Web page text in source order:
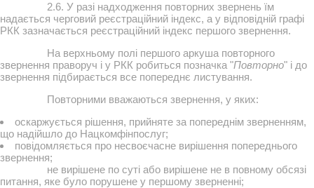
2.6. У разі надходження повторних звернень їм
надається черговий реєстраційний індекс, а у відповідній графі
РКК зазначається реєстраційний індекс першого звернення.
На верхньому полі першого аркуша повторного
звернення праворуч і у РКК робиться позначка "Повторно" і до
звернення підбирається все попереднє листування.
Повторними вважаються звернення, у яких:
оскаржується рішення, прийняте за попереднім зверненням,
що надійшло до Нацкомфінпослуг;
повідомляється про несвоєчасне вирішення попереднього
звернення;
не вирішене по суті або вирішене не в повному обсязі
питання, яке було порушене у першому зверненні;